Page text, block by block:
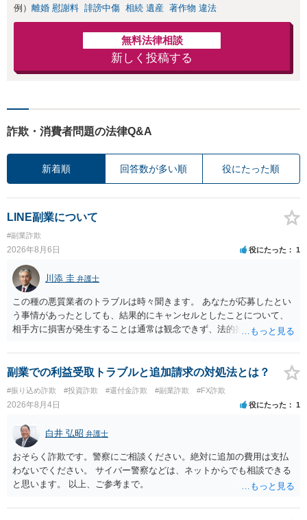
例） 離婚 慰謝料 誹謗中傷 相続 遺産 著作物 違法
無料法律相談
新しく投稿する
詐欺・消費者問題の法律Q&A
新着順 回答数が多い順 役にたった順
LINE副業について
#副業詐欺
2026年8月6日 役にたった 1
川添 圭 弁護士
この種の悪質業者のトラブルは時々聞きます。 あなたが応募したとい
う事情があったとしても、結果的にキャンセルとしたことについて、
相手方に損害が発生することは通常は観念できず、法的措置を採って
ず、最寄りの消費生活センターへ相談し、連絡を無視してよいかどう
かのアドバイスを受けられることをお勧めします。しつこいようであ
れば、弁護士へ依頼して警告してもらうことも必要になるかもしれま
せん。
副業での利益受取トラブルと追加請求の対処法とは？
#振り込め詐欺 #投資詐欺 #還付金詐欺 #副業詐欺 #FX詐欺
2026年8月4日 役にたった 1
白井 弘昭 弁護士
おそらく詐欺です。警察にご相談ください。絶対に追加の費用は支払
わないでください。 サイバー警察などは、ネットからでも相談できる
と思います。 以上、ご参考まで。